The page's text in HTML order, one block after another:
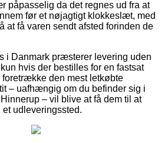
påpasselig da det regnes ud fra at
før et nøjagtigt klokkeslæt, med
at få varen sendt afsted forinden de
i Danmark præsterer levering uden
hvis der bestilles for en fastsat
den mest letkøbte
– uafhængig om du befinder sig i
– vil blive at få dem til at
udleveringssted.